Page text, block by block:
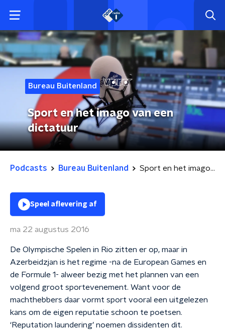
Bureau Buitenland
Sport en het imago van een
dictatuur
Podcasts Bureau Buitenland Sport en het imago van een dictatuur
Speel aflevering af
ma 22 augustus 2016
De Olympische Spelen in Rio zitten er op, maar in
Azerbeidzjan is het regime -na de European Games en
de Formule 1- alweer bezig met het plannen van een
volgend groot sportevenement. Want voor de
machthebbers daar vormt sport vooral een uitgelezen
kans om de eigen reputatie schoon te poetsen.
‘Reputation laundering’ noemen dissidenten dit.